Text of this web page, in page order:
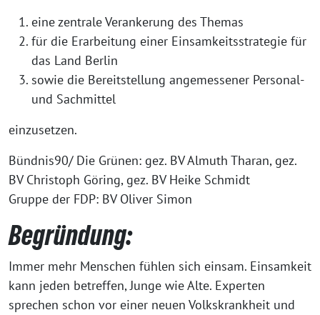
eine zentrale Verankerung des Themas
für die Erarbeitung einer Einsamkeitsstrategie für
das Land Berlin
sowie die Bereitstellung angemessener Personal-
und Sachmittel
einzusetzen.
Bündnis90/ Die Grünen: gez. BV Almuth Tharan, gez.
BV Christoph Göring, gez. BV Heike Schmidt
Gruppe der FDP: BV Oliver Simon
Begründung:
Immer mehr Menschen fühlen sich einsam. Einsamkeit
kann jeden betreffen, Junge wie Alte. Experten
sprechen schon vor einer neuen Volkskrankheit und